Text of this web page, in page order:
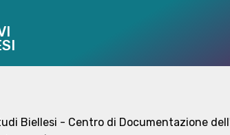
Biellesi - Centro di Documentazione